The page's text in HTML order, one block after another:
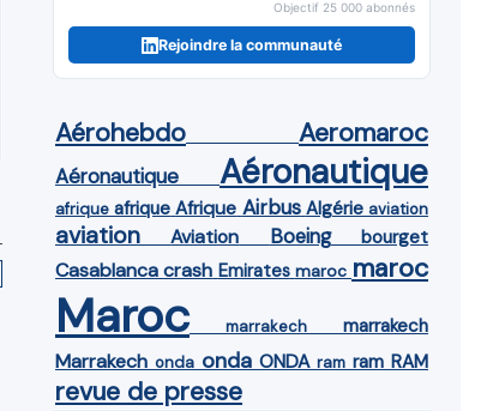
Objectif 25 000 abonnés
Rejoindre la communauté
Aérohebdo Aeromaroc
Aéronautique Aéronautique
afrique afrique Afrique Airbus Algérie aviation
aviation Aviation Boeing bourget
Casablanca crash Emirates maroc maroc
Maroc marrakech marrakech
Marrakech onda onda ONDA ram ram RAM
revue de presse